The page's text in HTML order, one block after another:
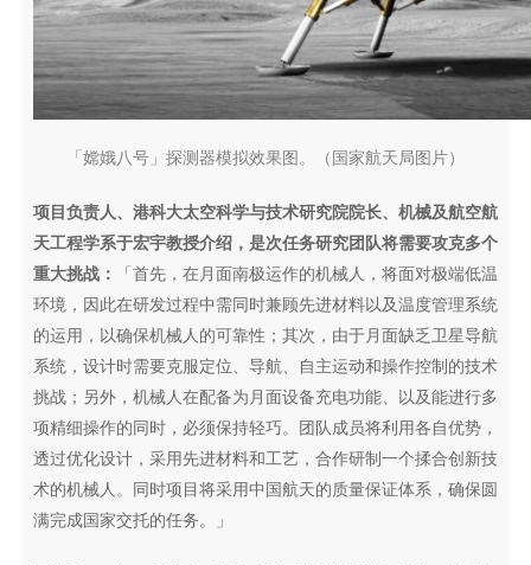
「嫦娥八号」探测器模拟效果图。（国家航天局图片）
项目负责人、港科大太空科学与技术研究院院长、机械及航空航
天工程学系于宏宇教授介绍， 是次任务研究团队将需要攻克多个
重大挑战：
「首先，在月面南极运作的机械人，将面对极端低温
环境，因此在研发过程中需同时兼顾先进材料以及温度管理系统
的运用，以确保机械人的可靠性；其次，由于月面缺乏卫星导航
系统，设计时需要克服定位、导航、自主运动和操作控制的技术
挑战；另外，机械人在配备为月面设备充电功能、以及能进行多
项精细操作的同时，必须保持轻巧。团队成员将利用各自优势，
透过优化设计，采用先进材料和工艺，合作研制一个揉合创新技
术的机械人。同时项目将采用中国航天的质量保证体系，确保圆
满完成国家交托的任务。」